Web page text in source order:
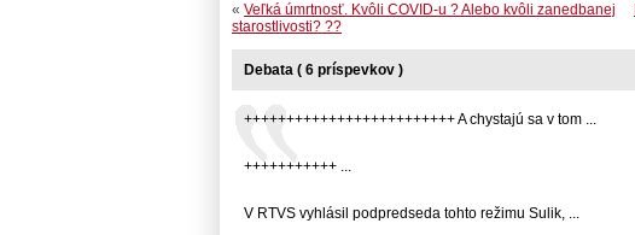
« Veľká úmrtnosť. Kvôli COVID-u ? Alebo kvôli zanedbanej
starostlivosti? ??
Debata ( 6 príspevkov )
+++++++++++++++++++++++++ A chystajú sa v tom ...
+++++++++++ ...
V RTVS vyhlásil podpredseda tohto režimu Sulik, ...